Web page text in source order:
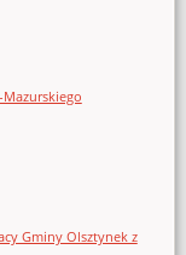
Gminy Olsztynek z